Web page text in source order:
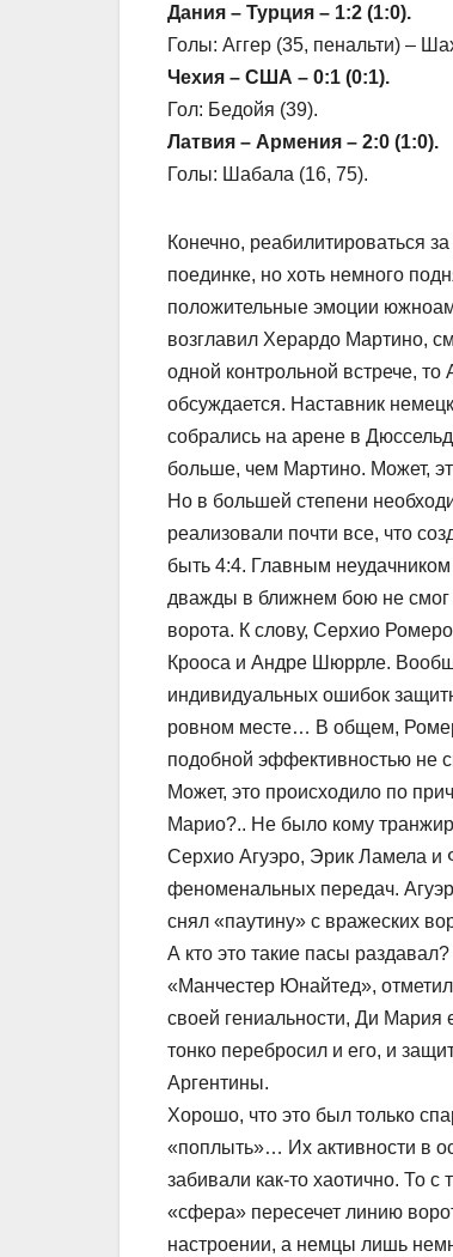
Дания – Турция – 1:2 (1:0).
Голы: Аггер (35, пенальти) –
Чехия – США – 0:1 (0:1).
Гол: Бедойя (39).
Латвия – Армения – 2:0 (1:0).
Голы: Шабала (16, 75).
Конечно, реабилитироваться
поединке, но хоть немного
положительные эмоции
возглавил Херардо Мартино,
одной контрольной встрече,
обсуждается. Наставник
собрались на арене в
больше, чем Мартино. Может,
Но в большей степени
реализовали почти все, что
быть 4:4. Главным
дважды в ближнем бою не смог
ворота. К слову, Серхио
Крооса и Андре Шюррле.
индивидуальных ошибок
ровном месте… В общем,
подобной эффективностью не
Может, это происходило по
Марио?.. Не было кому
Серхио Агуэро, Эрик Ламела и
феноменальных передач.
снял «паутину» с вражеских
А кто это такие пасы
«Манчестер Юнайтед»,
своей гениальности, Ди Мария
тонко перебросил и его, и
Аргентины.
Хорошо, что это был только
«поплыть»… Их активности в
забивали как-то хаотично. То с
«сфера» пересечет линию
настроении, а немцы лишь